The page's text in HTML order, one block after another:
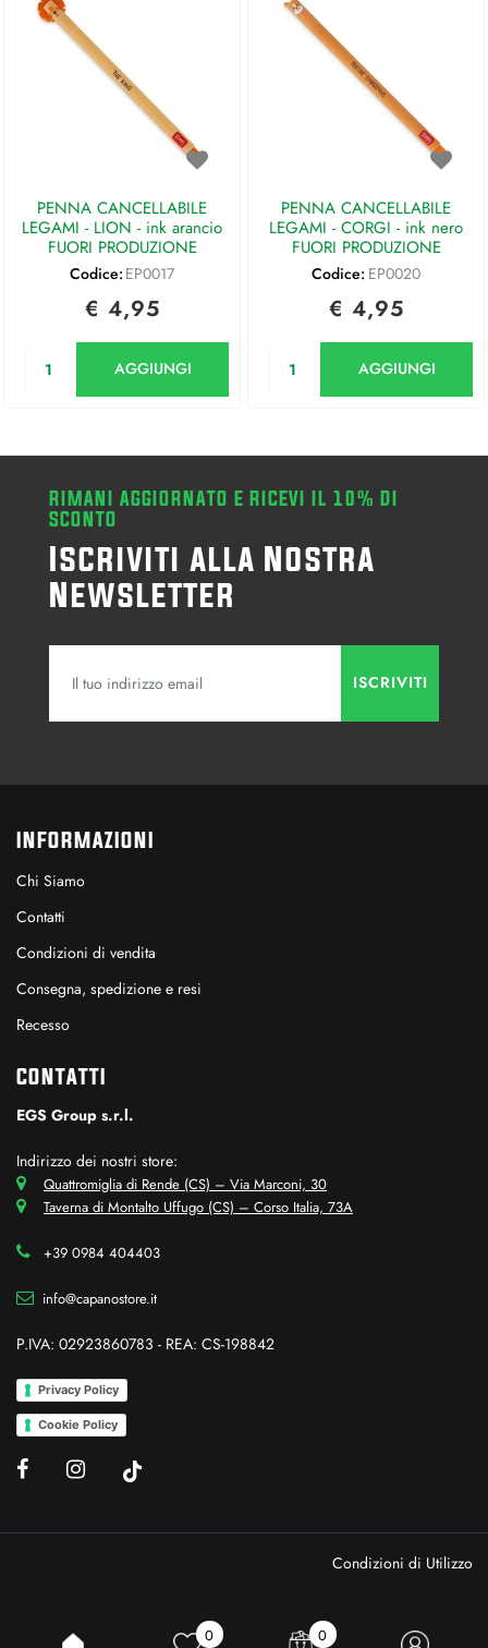
PENNA CANCELLABILE
LEGAMI - LION - ink arancio
FUORI PRODUZIONE
Codice: EP0017
€ 4,95
AGGIUNGI
PENNA CANCELLABILE
LEGAMI - CORGI - ink nero
FUORI PRODUZIONE
Codice: EP0020
€ 4,95
AGGIUNGI
RIMANI AGGIORNATO E RICEVI IL 10% DI
SCONTO
Iscriviti alla Nostra
Newsletter
INFORMAZIONI
Chi Siamo
Contatti
Condizioni di vendita
Consegna, spedizione e resi
Recesso
CONTATTI
EGS Group s.r.l.
Indirizzo dei nostri store:
Quattromiglia di Rende (CS) – Via Marconi, 30
Taverna di Montalto Uffugo (CS) – Corso Italia, 73A
+39 0984 404403
info@capanostore.it
P.IVA: 02923860783 - REA: CS-198842
Privacy Policy
Cookie Policy
Condizioni di Utilizzo
0 0